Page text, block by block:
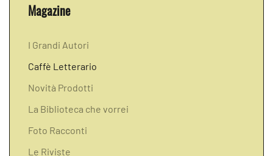
Magazine
I Grandi Autori
Caffè Letterario
Novità Prodotti
La Biblioteca che vorrei
Foto Racconti
Le Riviste